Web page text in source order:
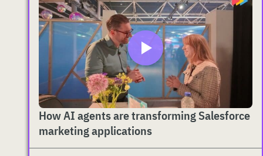
How AI agents are transforming Salesforce
marketing applications